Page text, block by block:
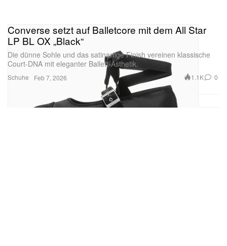
Schuhe
Converse setzt auf Balletcore mit dem All Star
LP BL OX „Black“
Die dünne Sohle und das satinartige Finish vereinen klassische
Court-DNA mit eleganter Ballett-Ästhetik.
Feb 7, 2026 1.1K 0